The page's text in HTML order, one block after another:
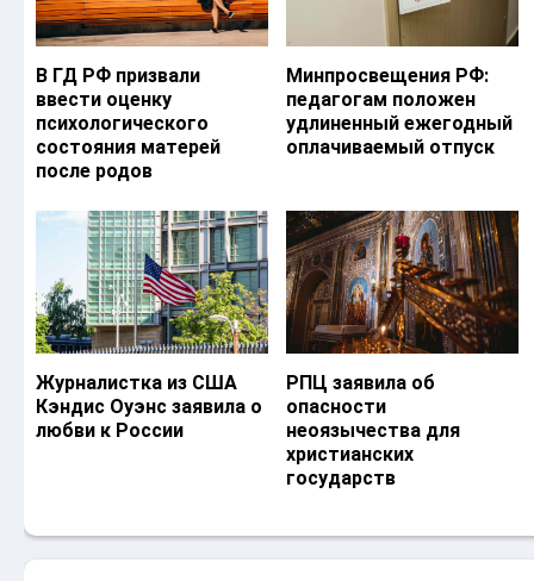
В ГД РФ призвали
ввести оценку
психологического
состояния матерей
после родов
Минпросвещения РФ:
педагогам положен
удлиненный ежегодный
оплачиваемый отпуск
Журналистка из США
Кэндис Оуэнс заявила о
любви к России
РПЦ заявила об
опасности
неоязычества для
христианских
государств